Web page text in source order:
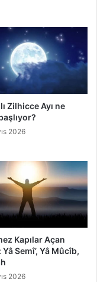
Zilhicce Ayı ne
2026
Kapılar Açan
Semî’, Yâ Mûcîb,
2026